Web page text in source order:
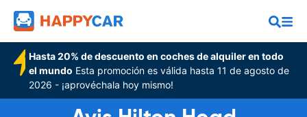
Hasta 20% de descuento en coches de alquiler en todo
el mundo Esta promoción es válida hasta 11 de agosto de
2026 - ¡aprovéchala hoy mismo!